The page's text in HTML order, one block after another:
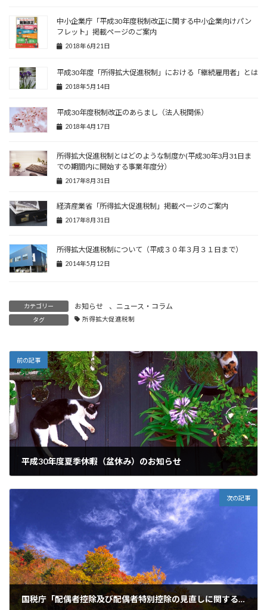
中小企業庁「平成30年度税制改正に関する中小企業向けパン
フレット」掲載ページのご案内
2018年6月21日
平成30年度「所得拡大促進税制」における「継続雇用者」とは
2018年5月14日
平成30年度税制改正のあらまし（法人税関係）
2018年4月17日
所得拡大促進税制とはどのような制度か(平成30年3月31日ま
での期間内に開始する事業年度分）
2017年8月31日
経済産業省「所得拡大促進税制」掲載ページのご案内
2017年8月31日
所得拡大促進税制について（平成３０年３月３１日まで）
2014年5月12日
カテゴリー お知らせ 、 ニュース・コラム
タグ 所得拡大促進税制
前の記事
平成30年度夏季休暇（盆休み）のお知らせ
次の記事
国税庁「配偶者控除及び配偶者特別控除の見直しに関するFAQ」が平成30年10月に改訂されました。